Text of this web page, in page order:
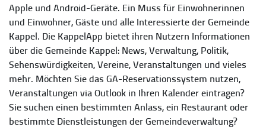
Apple und Android-Geräte. Ein Muss für Einwohnerinnen
und Einwohner, Gäste und alle Interessierte der Gemeinde
Kappel. Die KappelApp bietet ihren Nutzern Informationen
über die Gemeinde Kappel: News, Verwaltung, Politik,
Sehenswürdigkeiten, Vereine, Veranstaltungen und vieles
mehr. Möchten Sie das GA-Reservationssystem nutzen,
Veranstaltungen via Outlook in Ihren Kalender eintragen?
Sie suchen einen bestimmten Anlass, ein Restaurant oder
bestimmte Dienstleistungen der Gemeindeverwaltung?